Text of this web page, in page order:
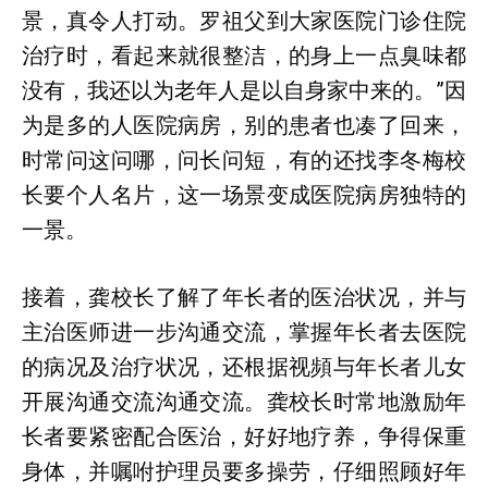
景，真令人打动。罗祖父到大家医院门诊住院
治疗时，看起来就很整洁，的身上一点臭味都
没有，我还以为老年人是以自身家中来的。”因
为是多的人医院病房，别的患者也凑了回来，
时常问这问哪，问长问短，有的还找李冬梅校
长要个人名片，这一场景变成医院病房独特的
一景。
接着，龚校长了解了年长者的医治状况，并与
主治医师进一步沟通交流，掌握年长者去医院
的病况及治疗状况，还根据视頻与年长者儿女
开展沟通交流沟通交流。龚校长时常地激励年
长者要紧密配合医治，好好地疗养，争得保重
身体，并嘱咐护理员要多操劳，仔细照顾好年